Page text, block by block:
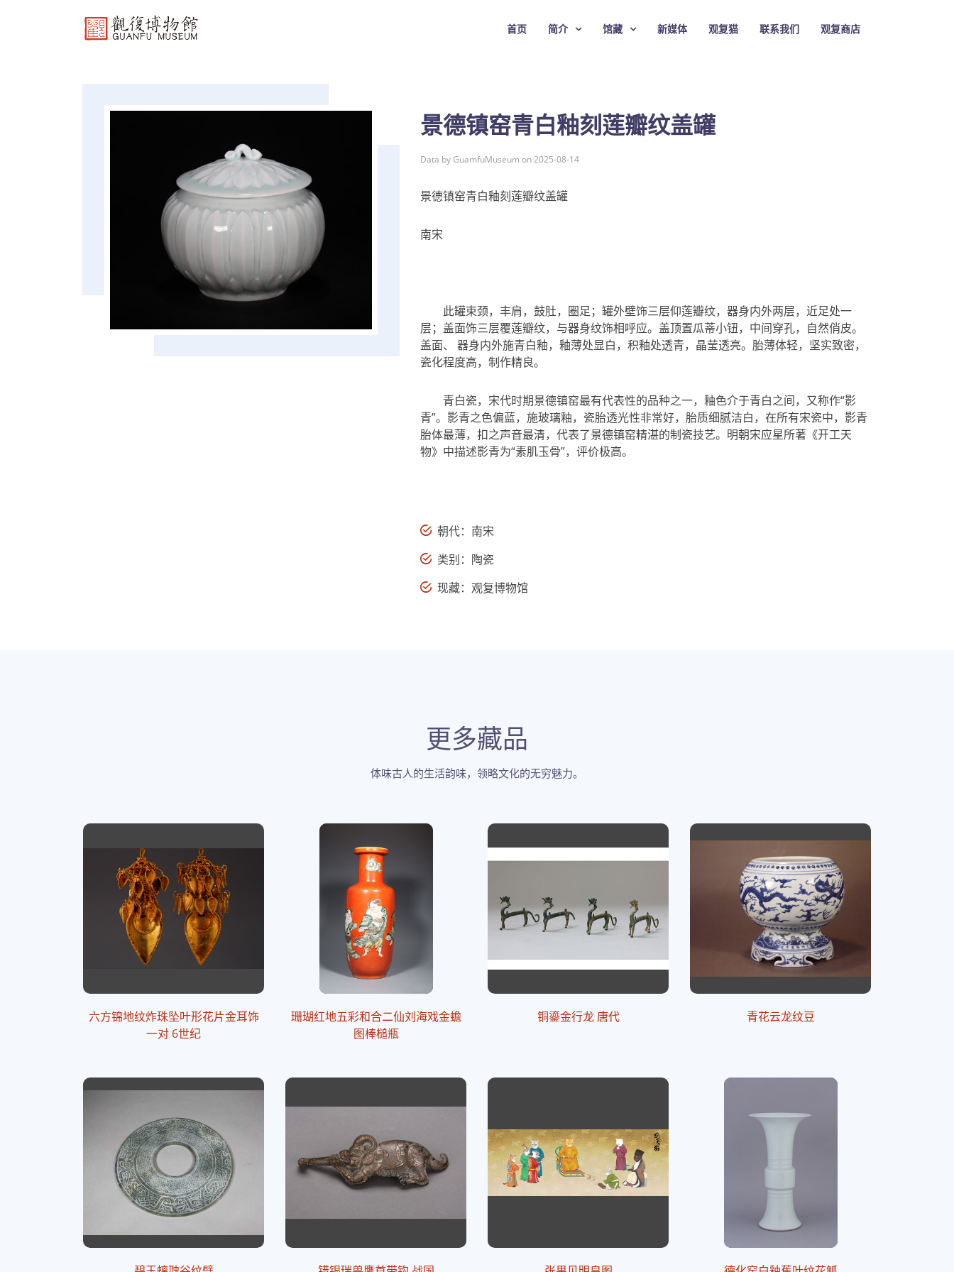
首页 简介 馆藏 新媒体 观复猫 联系我们 观复商店
景德镇窑青白釉刻莲瓣纹盖罐
Data by GuamfuMuseum on 2025-08-14
景德镇窑青白釉刻莲瓣纹盖罐
南宋
此罐束颈，丰肩，鼓肚，圈足；罐外壁饰三层仰莲瓣纹，器身内外两层，近足处一
层；盖面饰三层覆莲瓣纹，与器身纹饰相呼应。盖顶置瓜蒂小钮，中间穿孔，自然俏皮。
盖面、 器身内外施青白釉，釉薄处显白，积釉处透青，晶莹透亮。胎薄体轻，坚实致密，
瓷化程度高，制作精良。
青白瓷，宋代时期景德镇窑最有代表性的品种之一，釉色介于青白之间，又称作“影
青”。影青之色偏蓝，施玻璃釉，瓷胎透光性非常好，胎质细腻洁白，在所有宋瓷中，影青
胎体最薄，扣之声音最清，代表了景德镇窑精湛的制瓷技艺。明朝宋应星所著《开工天
物》中描述影青为“素肌玉骨”，评价极高。
朝代：南宋
类别：陶瓷
现藏：观复博物馆
更多藏品
体味古人的生活韵味，领略文化的无穷魅力。
六方锦地纹炸珠坠叶形花片金耳饰
一对 6世纪
珊瑚红地五彩和合二仙刘海戏金蟾
图棒槌瓶
铜鎏金行龙 唐代 青花云龙纹豆